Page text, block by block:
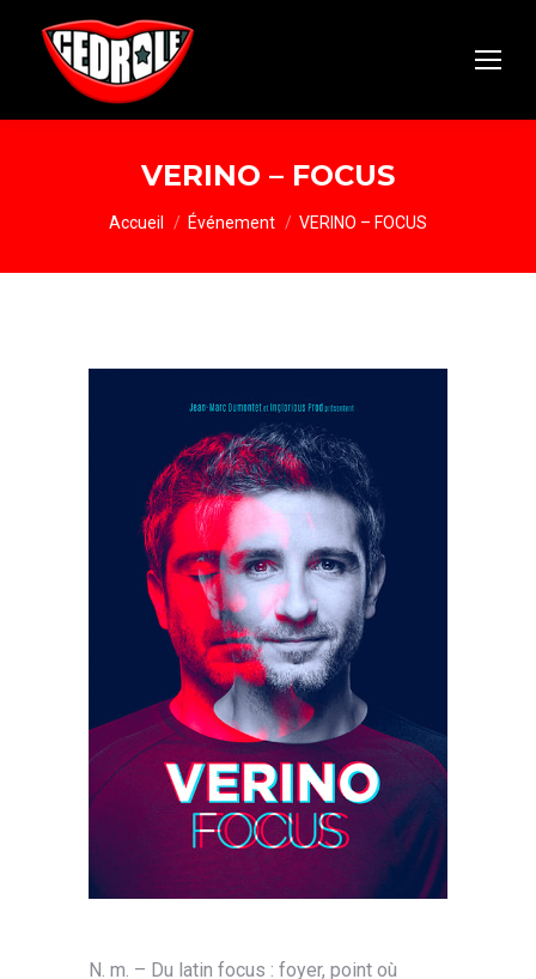
VERINO – FOCUS
Vous êtes ici :
Accueil Événement VERINO – FOCUS
N. m. – Du latin focus : foyer, point où